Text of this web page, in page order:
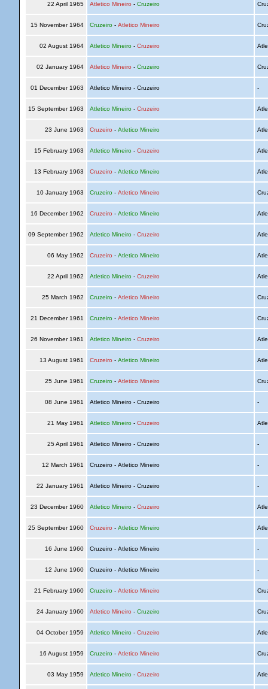
22 April 1965 Atletico Mineiro - Cruzeiro
15 November 1964 Cruzeiro- Atletico Mineiro
02 August 1964 Atletico Mineiro- Cruzeiro
02 January 1964 Atletico Mineiro - Cruzeiro
01 December 1963 Atletico Mineiro - Cruzeiro -
15 September 1963 Atletico Mineiro- Cruzeiro
23 June 1963 Cruzeiro - Atletico Mineiro
15 February 1963 Atletico Mineiro- Cruzeiro
13 February 1963 Cruzeiro - Atletico Mineiro
10 January 1963 Cruzeiro- Atletico Mineiro
16 December 1962 Cruzeiro - Atletico Mineiro
09 September 1962 Atletico Mineiro- Cruzeiro
06 May 1962 Cruzeiro - Atletico Mineiro
22 April 1962 Atletico Mineiro- Cruzeiro
25 March 1962 Cruzeiro- Atletico Mineiro
21 December 1961 Cruzeiro- Atletico Mineiro
26 November 1961 Atletico Mineiro- Cruzeiro
13 August 1961 Cruzeiro - Atletico Mineiro
25 June 1961 Cruzeiro- Atletico Mineiro
08 June 1961 Atletico Mineiro - Cruzeiro -
21 May 1961 Atletico Mineiro- Cruzeiro
25 April 1961 Atletico Mineiro - Cruzeiro -
12 March 1961 Cruzeiro - Atletico Mineiro -
22 January 1961 Atletico Mineiro - Cruzeiro -
23 December 1960 Atletico Mineiro- Cruzeiro
25 September 1960 Cruzeiro - Atletico Mineiro
16 June 1960 Cruzeiro - Atletico Mineiro -
12 June 1960 Cruzeiro - Atletico Mineiro -
21 February 1960 Cruzeiro- Atletico Mineiro
24 January 1960 Atletico Mineiro - Cruzeiro
04 October 1959 Atletico Mineiro- Cruzeiro
16 August 1959 Cruzeiro- Atletico Mineiro
03 May 1959 Atletico Mineiro- Cruzeiro